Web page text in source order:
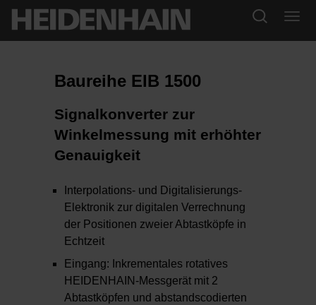
Baureihe EIB 1500
Signalkonverter zur
Winkelmessung mit erhöhter
Genauigkeit
Interpolations- und Digitalisierungs-
Elektronik zur digitalen Verrechnung
der Positionen zweier Abtastköpfe in
Echtzeit
Eingang: Inkrementales rotatives
HEIDENHAIN-Messgerät mit 2
Abtastköpfen und abstandscodierten